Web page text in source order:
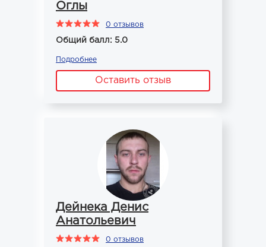
Оглы
0 отзывов
Общий балл: 5.0
Подробнее
Оставить отзыв
Дейнека Денис
Анатольевич
0 отзывов